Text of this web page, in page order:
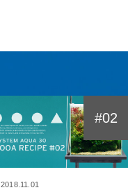
#02
2018.11.01